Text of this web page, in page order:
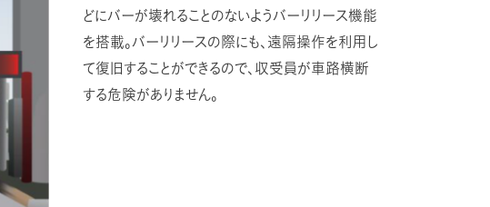
どにバーが壊れることのないようバーリリース機能
を搭載。バーリリースの際にも、遠隔操作を利用し
て復旧することができるので、収受員が車路横断
する危険がありません。